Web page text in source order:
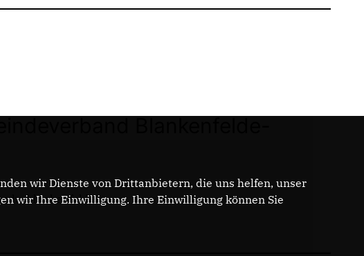
blankenfelde-
wir Dienste von Drittanbietern, die uns helfen, unser
wir Ihre Einwilligung. Ihre Einwilligung können Sie